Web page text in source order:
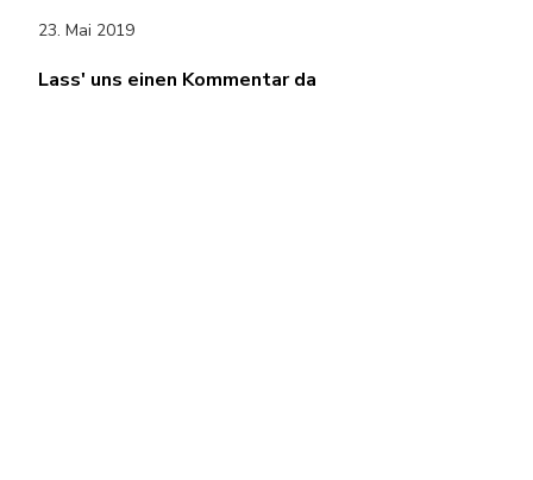
23. Mai 2019
Lass' uns einen Kommentar da